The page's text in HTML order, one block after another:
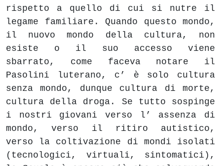
rispetto a quello di cui si nutre il
legame familiare. Quando questo mondo,
il nuovo mondo della cultura, non
esiste o il suo accesso viene
sbarrato, come faceva notare il
Pasolini luterano, c’ è solo cultura
senza mondo, dunque cultura di morte,
cultura della droga. Se tutto sospinge
i nostri giovani verso l’ assenza di
mondo, verso il ritiro autistico,
verso la coltivazione di mondi isolati
(tecnologici, virtuali, sintomatici),